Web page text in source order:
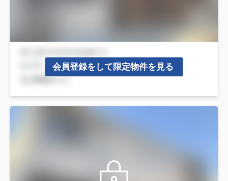
会員登録をして限定物件を見る